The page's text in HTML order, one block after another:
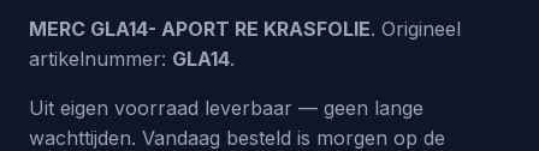
MERC GLA14- APORT RE KRASFOLIE. Origineel
artikelnummer: GLA14.
Uit eigen voorraad leverbaar — geen lange
wachttijden. Vandaag besteld is morgen op de